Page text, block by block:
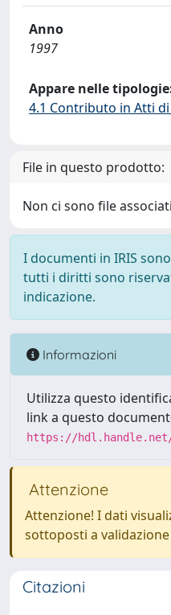
Anno
1997
Appare nelle
4.1 Contributo in Atti
File in questo prodotto:
Non ci sono file
I documenti in IRIS
tutti i diritti sono
indicazione.
Informazioni
Utilizza questo
link a questo
https://hdl.handle.net/
Attenzione
Attenzione! I dati
sottoposti a
Citazioni